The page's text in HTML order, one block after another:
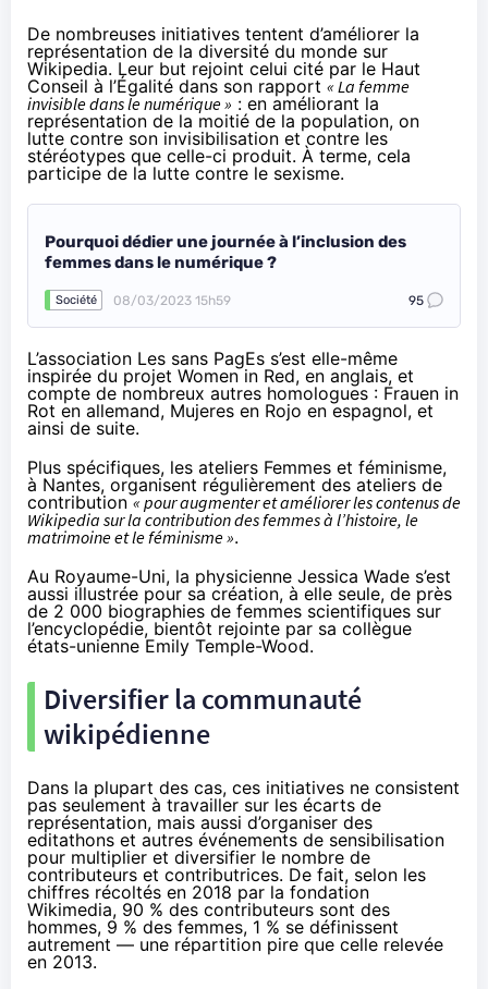
De nombreuses initiatives tentent d’améliorer la
représentation de la diversité du monde sur
Wikipedia. Leur but rejoint celui cité par le Haut
Conseil à l’Égalité dans son rapport « La femme
invisible dans le numérique » : en améliorant la
représentation de la moitié de la population, on
lutte contre son invisibilisation et contre les
stéréotypes que celle-ci produit. À terme, cela
participe de la lutte contre le sexisme.
Pourquoi dédier une journée à l’inclusion des
femmes dans le numérique ?
Société 08/03/2023 15h59 95
L’association Les sans PagEs s’est elle-même
inspirée du projet Women in Red, en anglais, et
compte de nombreux autres homologues : Frauen in
Rot en allemand, Mujeres en Rojo en espagnol, et
ainsi de suite.
Plus spécifiques, les ateliers Femmes et féminisme,
à Nantes, organisent régulièrement des ateliers de
contribution« pour augmenter et améliorer les contenus de
Wikipedia sur la contribution des femmes à l’histoire, le
matrimoine et le féminisme ».
Au Royaume-Uni, la physicienne Jessica Wade s’est
aussi illustrée pour sa création, à elle seule, de près
de 2 000 biographies de femmes scientifiques sur
l’encyclopédie, bientôt rejointe par sa collègue
états-unienne Emily Temple-Wood.
Diversifier la communauté
wikipédienne
Dans la plupart des cas, ces initiatives ne consistent
pas seulement à travailler sur les écarts de
représentation, mais aussi d’organiser des
editathons et autres événements de sensibilisation
pour multiplier et diversifier le nombre de
contributeurs et contributrices. De fait, selon les
chiffres récoltés en 2018 par la fondation
Wikimedia, 90 % des contributeurs sont des
hommes, 9 % des femmes, 1 % se définissent
autrement — une répartition pire que celle relevée
en 2013.